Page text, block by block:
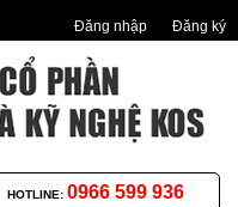
Đăng nhập Đăng ký
HOTLINE: 0966 599 936